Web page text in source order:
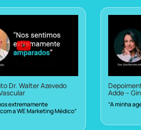
Dr. Walter Azevedo
extremamente
a WE Marketing Médico”
Adde –
“A minha